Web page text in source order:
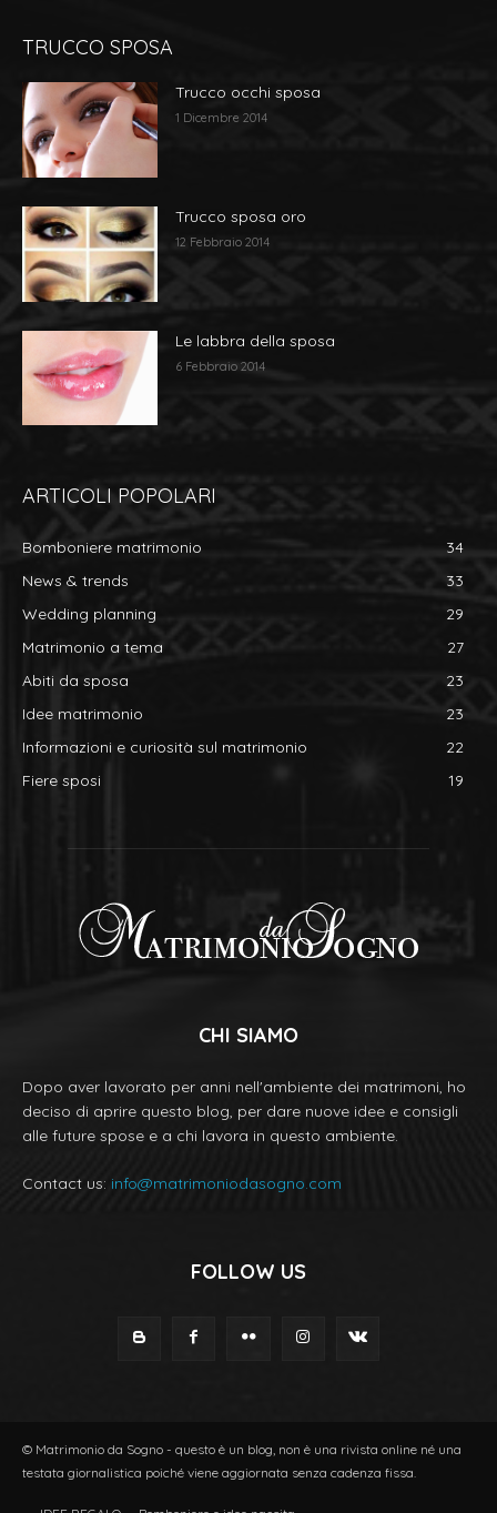
TRUCCO SPOSA
Trucco occhi sposa
1 Dicembre 2014
Trucco sposa oro
12 Febbraio 2014
Le labbra della sposa
6 Febbraio 2014
ARTICOLI POPOLARI
Bomboniere matrimonio
34
News & trends
33
Wedding planning
29
Matrimonio a tema
27
Abiti da sposa
23
Idee matrimonio
23
Informazioni e curiosità sul matrimonio
22
Fiere sposi
19
CHI SIAMO
Dopo aver lavorato per anni nell'ambiente dei matrimoni, ho
deciso di aprire questo blog, per dare nuove idee e consigli
alle future spose e a chi lavora in questo ambiente.
Contact us: info@matrimoniodasogno.com
FOLLOW US
© Matrimonio da Sogno - questo è un blog, non è una rivista online né una
testata giornalistica poiché viene aggiornata senza cadenza fissa.